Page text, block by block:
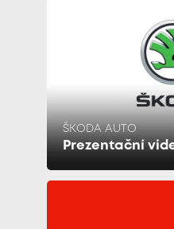
ŠKODA AUTO
Prezentační